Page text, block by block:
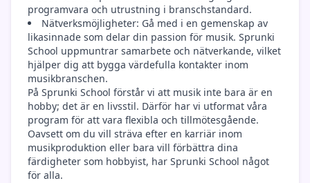
programvara och utrustning i branschstandard.
Nätverksmöjligheter: Gå med i en gemenskap av
likasinnade som delar din passion för musik. Sprunki
School uppmuntrar samarbete och nätverkande, vilket
hjälper dig att bygga värdefulla kontakter inom
musikbranschen.
På Sprunki School förstår vi att musik inte bara är en
hobby; det är en livsstil. Därför har vi utformat våra
program för att vara flexibla och tillmötesgående.
Oavsett om du vill sträva efter en karriär inom
musikproduktion eller bara vill förbättra dina
färdigheter som hobbyist, har Sprunki School något
för alla.